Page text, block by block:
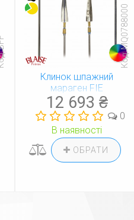
Код: MQ0788000
Клинок шпажний
мараген FIE
(проклеєний) BF
12 693 ₴
0
В наявності
ОБРАТИ